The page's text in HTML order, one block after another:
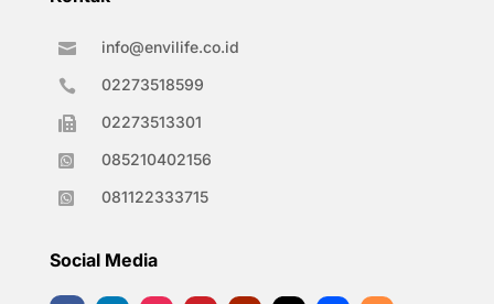
 info@envilife.co.id
 02273518599
 02273513301
 085210402156
 081122333715
Social Media